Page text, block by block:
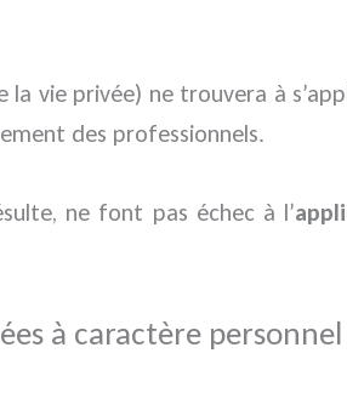
la vie privée) ne trouvera à
des professionnels.
ne font pas échec à l’
à caractère personnel